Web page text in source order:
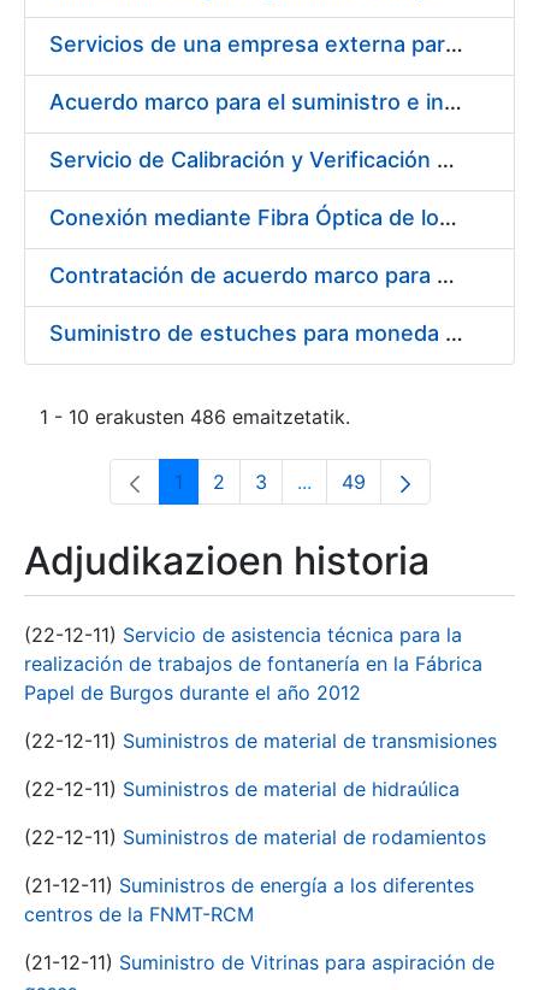
Servicios de una empresa externa para el asesoramiento y resolución de los recursos de alzada que se presentan relacionados con procesos de selección para la FNMT-RCM
Acuerdo marco para el suministro e instalación de persianas, estores y otros complementos
Servicio de Calibración y Verificación Externa de los Equipos de Medición del Servicio de Prevención de la FNMT-RCM
Conexión mediante Fibra Óptica de los Centros de Proceso de Datos (CPDs) de las sedes de la FNMT-RCM de Burgos y Madrid
Contratación de acuerdo marco para el Suministro de Material de Electricidad para la Fábrica Nacional de Moneda y Timbre-Real Casa de la Moneda en su centro de trabajo de Burgos
Suministro de estuches para moneda de 30 €
1 - 10 erakusten 486 emaitzetatik.
Orrialdea
1 Orrialdea
2 Orrialdea
3 ...Intermediate Pages Use
Orrialdea
49
Adjudikazioen historia
(22-12-11) Servicio de asistencia técnica para la
realización de trabajos de fontanería en la Fábrica
Papel de Burgos durante el año 2012
(22-12-11) Suministros de material de transmisiones
(22-12-11) Suministros de material de hidraúlica
(22-12-11) Suministros de material de rodamientos
(21-12-11) Suministros de energía a los diferentes
centros de la FNMT-RCM
(21-12-11) Suministro de Vitrinas para aspiración de